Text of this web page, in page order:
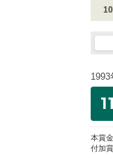
1993
本賞金
付加賞